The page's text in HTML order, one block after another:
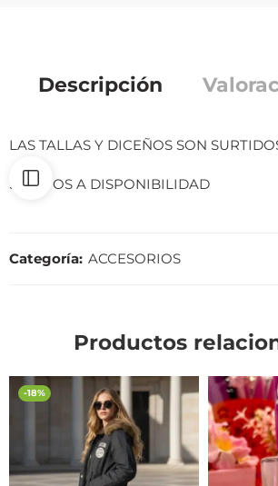
Descripción
LAS TALLAS Y DICEÑOS SON
SUJETOS A DISPONIBILIDAD
Categoría: ACCESORIOS
Productos
-18%